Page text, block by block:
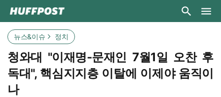
뉴스&이슈 정치
청와대 "이재명-문재인 7월1일 오찬 후
독대", 핵심지지층 이탈에 이제야 움직이
나